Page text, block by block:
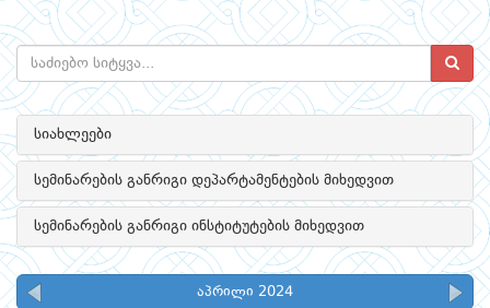
სიახლეები
სემინარების განრიგი დეპარტამენტების მიხედვით
სემინარების განრიგი ინსტიტუტების მიხედვით
აპრილი 2024